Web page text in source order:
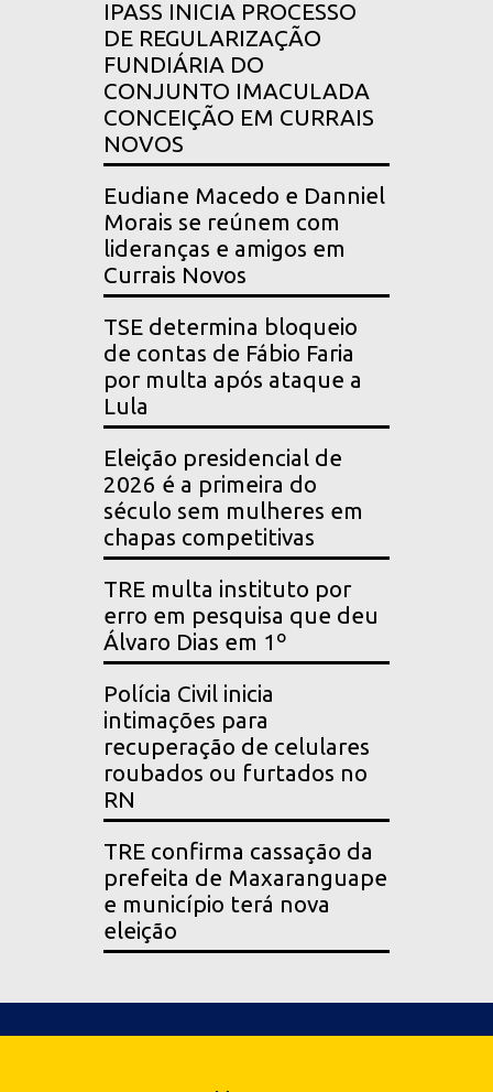
IPASS INICIA PROCESSO
DE REGULARIZAÇÃO
FUNDIÁRIA DO
CONJUNTO IMACULADA
CONCEIÇÃO EM CURRAIS
NOVOS
Eudiane Macedo e Danniel
Morais se reúnem com
lideranças e amigos em
Currais Novos
TSE determina bloqueio
de contas de Fábio Faria
por multa após ataque a
Lula
Eleição presidencial de
2026 é a primeira do
século sem mulheres em
chapas competitivas
TRE multa instituto por
erro em pesquisa que deu
Álvaro Dias em 1º
Polícia Civil inicia
intimações para
recuperação de celulares
roubados ou furtados no
RN
TRE confirma cassação da
prefeita de Maxaranguape
e município terá nova
eleição